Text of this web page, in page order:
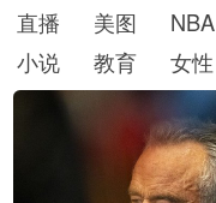
直播
美图 NBA
小说
教育 女性